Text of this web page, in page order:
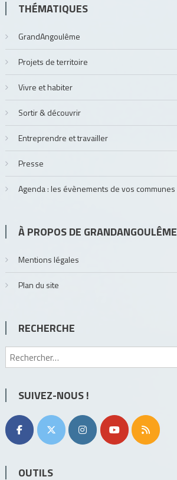
THÉMATIQUES
GrandAngoulême
Projets de territoire
Vivre et habiter
Sortir & découvrir
Entreprendre et travailler
Presse
Agenda : les évènements de vos communes
À PROPOS DE GRANDANGOULÊME
Mentions légales
Plan du site
RECHERCHE
SUIVEZ-NOUS !
OUTILS